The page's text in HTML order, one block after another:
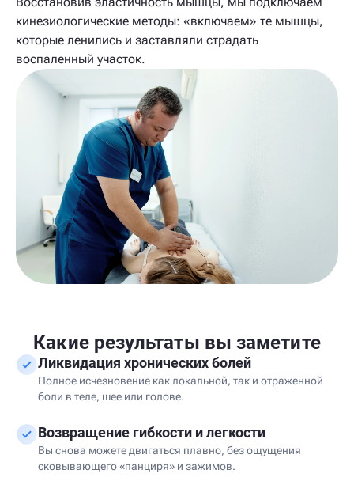
кинезиологические методы: «включаем» те мышцы,
которые ленились и заставляли страдать
воспаленный участок.
Какие результаты вы заметите
Ликвидация хронических болей
Полное исчезновение как локальной, так и отраженной
боли в теле, шее или голове.
Возвращение гибкости и легкости
Вы снова можете двигаться плавно, без ощущения
сковывающего «панциря» и зажимов.